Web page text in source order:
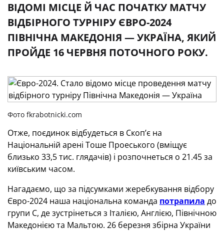
ВІДОМІ МІСЦЕ Й ЧАС ПОЧАТКУ МАТЧУ
ВІДБІРНОГО ТУРНІРУ ЄВРО-2024
ПІВНІЧНА МАКЕДОНІЯ — УКРАЇНА, ЯКИЙ
ПРОЙДЕ 16 ЧЕРВНЯ ПОТОЧНОГО РОКУ.
Фото fkrabotnicki.com
Отже, поєдинок відбудеться в Скоп’є на
Національній арені Тоше Проеського (вміщує
близько 33,5 тис. глядачів) і розпочнеться о 21.45 за
київським часом.
Нагадаємо, що за підсумками жеребкування відбору
Євро-2024 наша національна команда потрапила до
групи С, де зустрінеться з Італією, Англією, Північною
Македонією та Мальтою. 26 березня збірна України